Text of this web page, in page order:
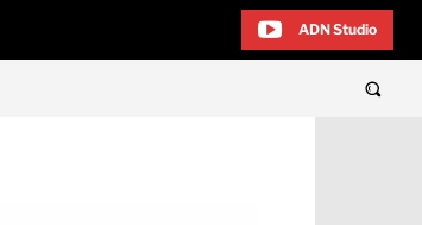
ADN Studio